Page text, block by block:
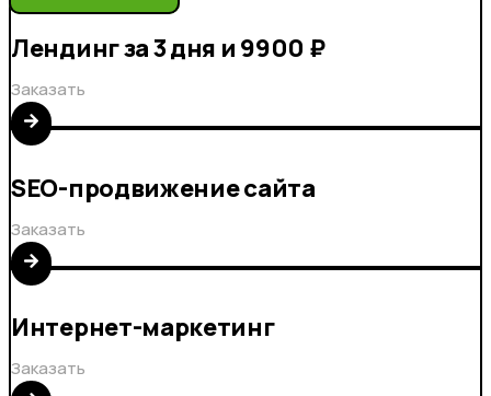
Лендинг за 3 дня и 9900 ₽
Заказать
SEO-продвижение сайта
Заказать
Интернет-маркетинг
Заказать